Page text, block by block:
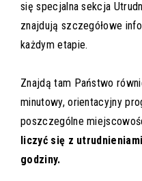
się specjalna sekcja
znajdują szczegółowe
każdym etapie.
Znajdą tam Państwo
minutowy, orientacyjny
poszczególne
liczyć się z
godziny.